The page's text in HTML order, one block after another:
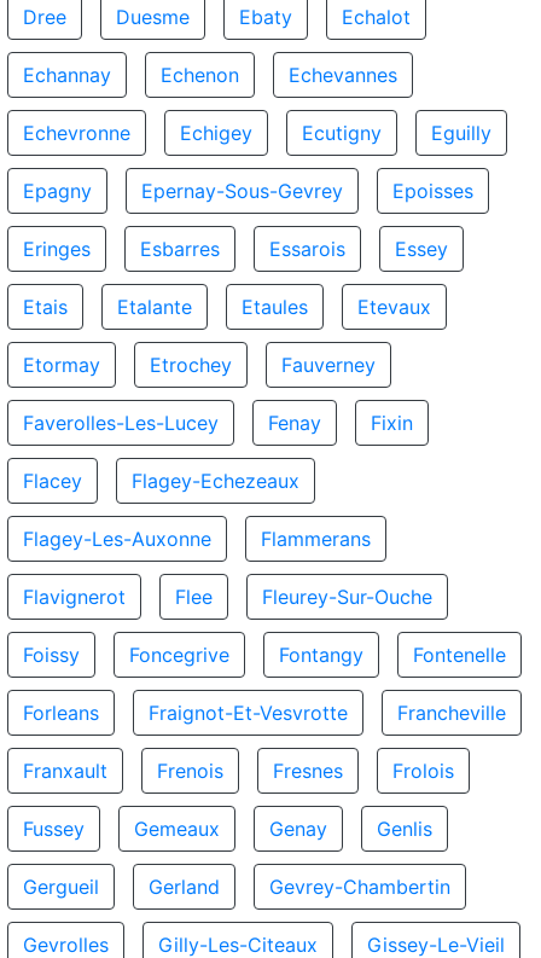
Dree Duesme Ebaty Echalot
Echannay Echenon Echevannes
Echevronne Echigey Ecutigny Eguilly
Epagny Epernay-Sous-Gevrey Epoisses
Eringes Esbarres Essarois Essey
Etais Etalante Etaules Etevaux
Etormay Etrochey Fauverney
Faverolles-Les-Lucey Fenay Fixin
Flacey Flagey-Echezeaux
Flagey-Les-Auxonne Flammerans
Flavignerot Flee Fleurey-Sur-Ouche
Foissy Foncegrive Fontangy Fontenelle
Forleans Fraignot-Et-Vesvrotte Francheville
Franxault Frenois Fresnes Frolois
Fussey Gemeaux Genay Genlis
Gergueil Gerland Gevrey-Chambertin
Gevrolles Gilly-Les-Citeaux Gissey-Le-Vieil